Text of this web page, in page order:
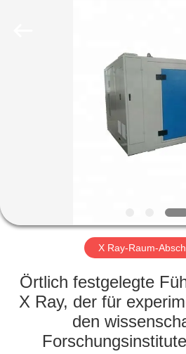
PRODUKTE
FABRIK-
AUSFLUG
TRETEN
X Ray-Raum-
Örtlich festgelegte
X Ray, der für
den